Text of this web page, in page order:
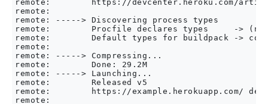
remote:        https://devcenter.heroku.com/
remote:
remote: -----> Discovering process types
remote:        Procfile declares types     ->
remote:        Default types for buildpack ->
remote:
remote: -----> Compressing...
remote:        Done: 29.2M
remote: -----> Launching...
remote:        Released v5
remote:        https://example.herokuapp.com/
remote: